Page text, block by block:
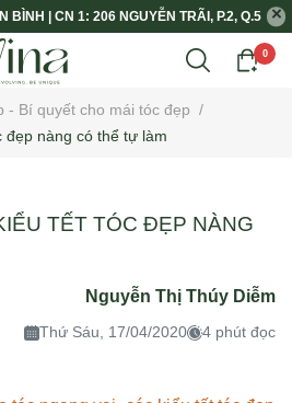
BÌNH | CN 1: 206 NGUYỄN TRÃI, P.2, Q.5
0
- Bí quyết cho mái tóc đẹp /
nàng có thể tự làm
TẾT TÓC ĐẸP NÀNG
Nguyễn Thị Thúy Diễm
Thứ Sáu, 17/04/2020 4 phút đọc